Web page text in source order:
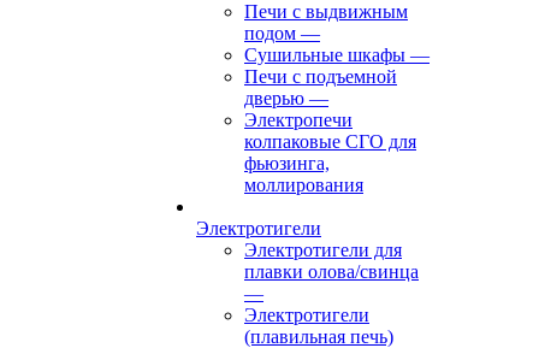
Печи с выдвижным
подом —
Сушильные шкафы —
Печи с подъемной
дверью —
Электропечи
колпаковые СГО для
фьюзинга,
моллирования
Электротигели
Электротигели для
плавки олова/свинца
—
Электротигели
(плавильная печь)